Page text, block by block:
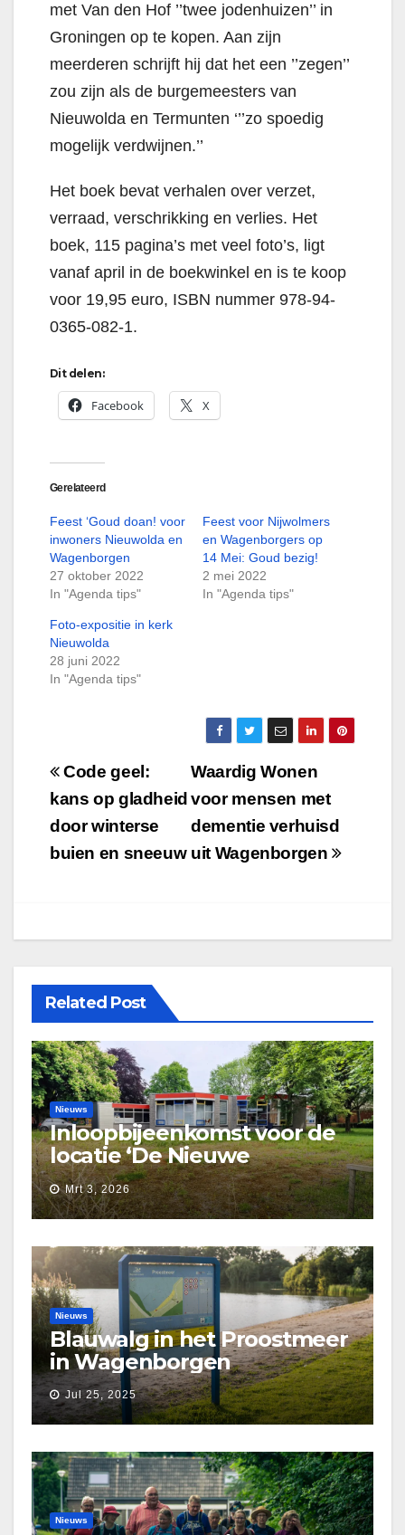
met Van den Hof ’’twee jodenhuizen’’ in
Groningen op te kopen. Aan zijn
meerderen schrijft hij dat het een ’’zegen’’
zou zijn als de burgemeesters van
Nieuwolda en Termunten ‘’’zo spoedig
mogelijk verdwijnen.’’
Het boek bevat verhalen over verzet,
verraad, verschrikking en verlies. Het
boek, 115 pagina’s met veel foto’s, ligt
vanaf april in de boekwinkel en is te koop
voor 19,95 euro, ISBN nummer 978-94-
0365-082-1.
Dit delen:
Facebook X
Gerelateerd
Feest ‘Goud doan! voor
inwoners Nieuwolda en
Wagenborgen
27 oktober 2022
In "Agenda tips"
Feest voor Nijwolmers
en Wagenborgers op
14 Mei: Goud bezig!
2 mei 2022
In "Agenda tips"
Foto-expositie in kerk
Nieuwolda
28 juni 2022
In "Agenda tips"
Bericht
navigatie
Waardig Wonen
voor mensen met
dementie verhuisd
uit Wagenborgen
Code geel:
kans op gladheid
door winterse
buien en sneeuw
Related Post
Nieuws
Inloopbijeenkomst voor de
locatie ‘De Nieuwe
Waarborg’
Mrt 3, 2026
Nieuws
Blauwalg in het Proostmeer
in Wagenborgen
Jul 25, 2025
Nieuws